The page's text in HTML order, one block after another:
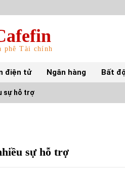
phê Tài chính
điện tử Ngân hàng Bất
15/06/2022
sự hỗ trợ
sự hỗ trợ